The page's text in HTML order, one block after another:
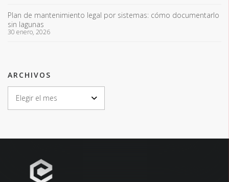
Plan de mantenimiento legal por sistemas: cómo documentarlo
sin lagunas
30 enero, 2026
ARCHIVOS
ARCHIVOS